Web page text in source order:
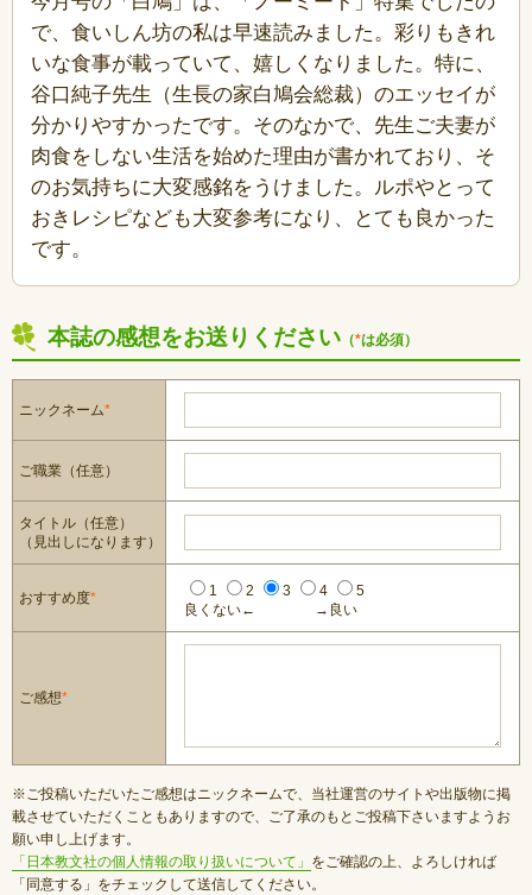
で、食いしん坊の私は早速読みました。彩りもきれ
いな食事が載っていて、嬉しくなりました。特に、
谷口純子先生（生長の家白鳩会総裁）のエッセイが
分かりやすかったです。そのなかで、先生ご夫妻が
肉食をしない生活を始めた理由が書かれており、そ
のお気持ちに大変感銘をうけました。ルポやとって
おきレシピなども大変参考になり、とても良かった
です。
本誌の感想をお送りください （*は必須）
ニックネーム*
ご職業（任意）
タイトル（任意）
（見出しになります）
おすすめ度* 1 2 3 4
5
良くない←
→良い
ご感想*
※ご投稿いただいたご感想はニックネームで、当社運営のサイトや出版物に掲
載させていただくこともありますので、ご了承のもとご投稿下さいますようお
願い申し上げます。
「日本教文社の個人情報の取り扱いについて」 をご確認の上、よろしければ
「同意する」をチェックして送信してください。